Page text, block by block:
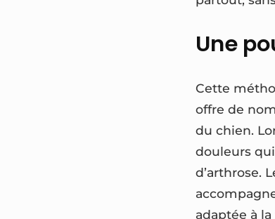
Une
Cette
offre de
du chien.
douleurs
d’arthrose.
adaptée à